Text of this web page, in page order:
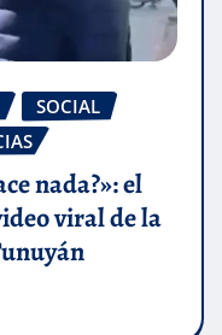
SOCIAL
nada?»: el
viral de la